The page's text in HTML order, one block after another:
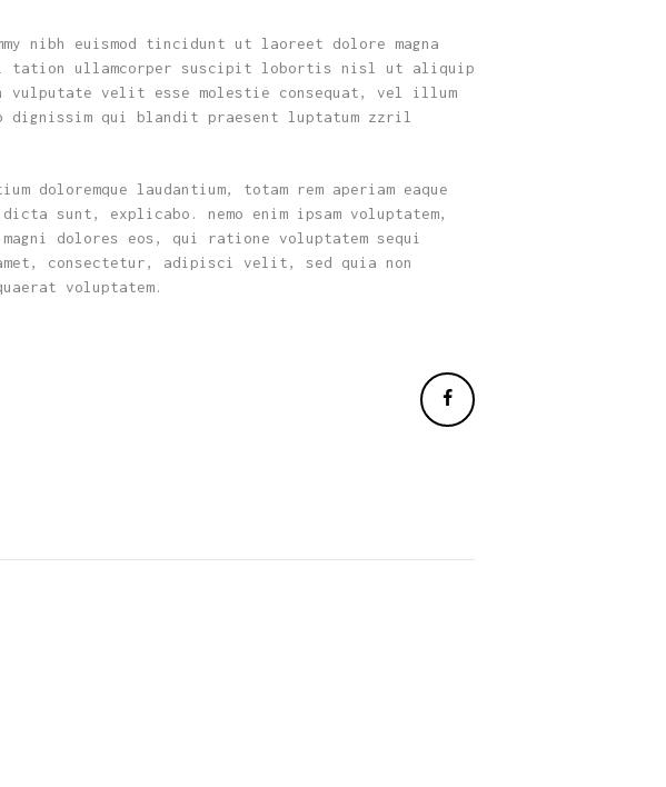
nibh euismod tincidunt ut laoreet dolore magna
tation ullamcorper suscipit lobortis nisl ut aliquip
vulputate velit esse molestie consequat, vel illum
qui blandit praesent luptatum zzril
laudantium, totam rem aperiam eaque
sunt, explicabo. nemo enim ipsam voluptatem,
dolores eos, qui ratione voluptatem sequi
consectetur, adipisci velit, sed quia non
voluptatem.